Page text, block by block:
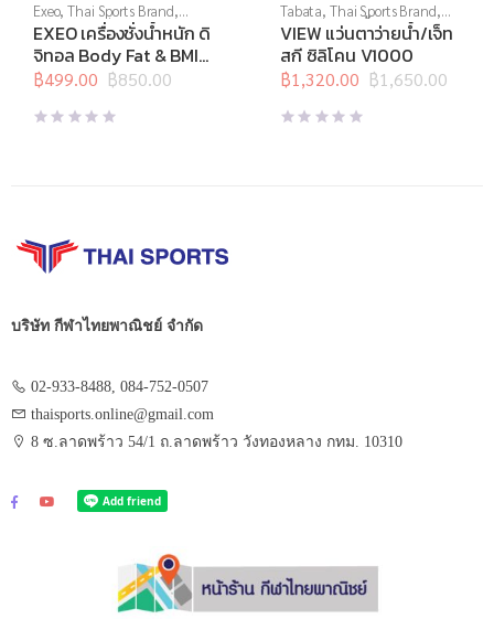
Exeo,Thai Sports Brand,
อุปกรณ์กีฬาเป็นของขวัญ,
อุปกรณ์เพื่อสุขภาพ,เครื่องชั่งน้ำ
หนัก,เครื่องชั่งน้ำหนักวัดไขมัน
EXEO เครื่องชั่งน้ำหนัก ดิ
จิทอล Body Fat & BMI
EF957
฿850.00
Original
price
was:
฿499.00
Current
price
is:
Tabata, Thai Sports Brand,
View,กีฬาทางน้ำ,แว่นตาว่าย
น้ำ,แว่นตาว่ายน้ำทั่วไป
VIEW แว่นตาว่ายน้ำ/เจ็ท
สกี ซิลิโคน V1000
฿1,650.00
Original
price
was:
฿1,320.00
Current
price
is:
บริษัท กีฬาไทยพาณิชย์ จำกัด
02-933-8488, 084-752-0507
thaisports.online@gmail.com
8 ซ.ลาดพร้าว 54/1 ถ.ลาดพร้าว วังทองหลาง กทม. 10310